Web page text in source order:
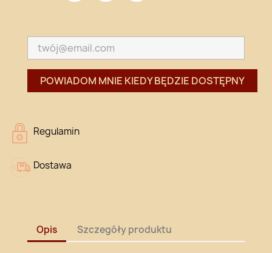
POWIADOM MNIE KIEDY BĘDZIE DOSTĘPNY
Regulamin
Dostawa
Opis Szczegóły produktu